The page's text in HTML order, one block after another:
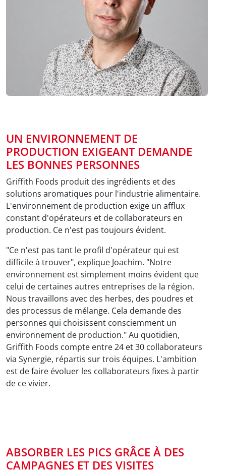
UN ENVIRONNEMENT DE
PRODUCTION EXIGEANT DEMANDE
LES BONNES PERSONNES
Griffith Foods produit des ingrédients et des
solutions aromatiques pour l'industrie alimentaire.
L'environnement de production exige un afflux
constant d'opérateurs et de collaborateurs en
production. Ce n'est pas toujours évident.
"Ce n'est pas tant le profil d'opérateur qui est
difficile à trouver", explique Joachim. "Notre
environnement est simplement moins évident que
celui de certaines autres entreprises de la région.
Nous travaillons avec des herbes, des poudres et
des processus de mélange. Cela demande des
personnes qui choisissent consciemment un
environnement de production." Au quotidien,
Griffith Foods compte entre 24 et 30 collaborateurs
via Synergie, répartis sur trois équipes. L'ambition
est de faire évoluer les collaborateurs fixes à partir
de ce vivier.
ABSORBER LES PICS GRÂCE À DES
CAMPAGNES ET DES VISITES